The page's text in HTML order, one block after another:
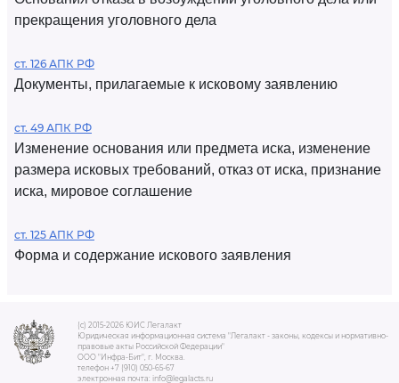
прекращения уголовного дела
ст. 126 АПК РФ
Документы, прилагаемые к исковому заявлению
ст. 49 АПК РФ
Изменение основания или предмета иска, изменение
размера исковых требований, отказ от иска, признание
иска, мировое соглашение
ст. 125 АПК РФ
Форма и содержание искового заявления
(c) 2015-2026 ЮИС Легалакт
Юридическая информационная система "Легалакт - законы, кодексы и нормативно-
правовые акты Российской Федерации"
ООО "Инфра-Бит", г. Москва.
телефон +7 (910) 050-65-67
электронная почта: info@legalacts.ru